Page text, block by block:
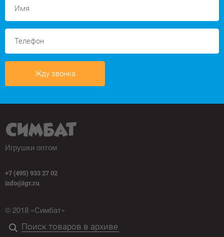
Жду звонка
Игрушки оптом
+7 (495) 933 27 02
info@igr.ru
© 2018 «Симбат»